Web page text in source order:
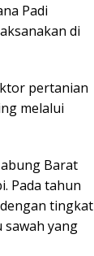
Padi
di
pertanian
melalui
Barat
Pada tahun
tingkat
sawah yang